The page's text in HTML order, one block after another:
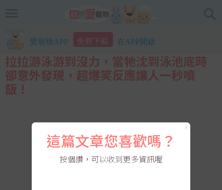
愛寵物APP 免費下載 在APP開啟
拉拉游泳游到沒力，當牠沈到泳池底時
卻意外發現，超爆笑反應讓人一秒噴
飯！
X
這篇文章您喜歡嗎？
按個讚，可以收到更多資訊喔